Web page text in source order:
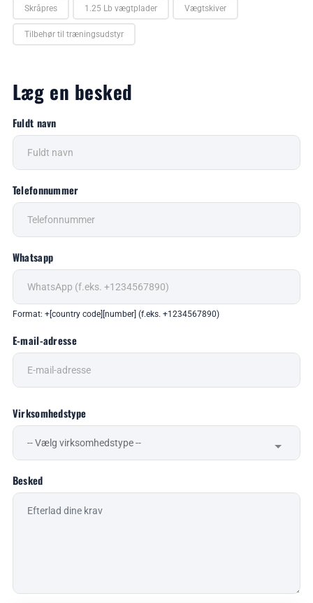
Skråpres 1.25 Lb vægtplader Vægtskiver
Tilbehør til træningsudstyr
Læg en besked
Fuldt navn
Telefonnummer
Whatsapp
Format: +[country code][number] (f.eks. +1234567890)
E-mail-adresse
Virksomhedstype
Besked